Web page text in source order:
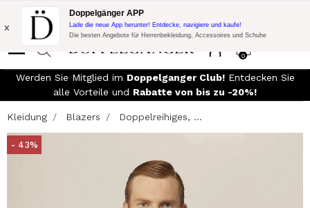
Blitzangebot:
10% Extra-Rabatt auf 300€ Einkauf mit Code:
DOPPEL300
0
x
Doppelgänger APP
Lade die neue App herunter! Entdecke, navigiere und kaufe!
Die besten Angebote für Herrenbekleidung, Accessoires und Schuhe
Werden Sie Mitglied im Doppelganger Club!Entdecken Sie
alle Vorteile und Rabatte von bis zu -20%!
Kleidung Blazers Doppelreihiges, ...
- 43%